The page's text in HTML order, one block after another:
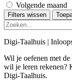
Volgende maand
Filters wissen
Digi-Taalhuis |
Wil je oefenen met
wil je leren rekenen?
Digi-Taalhuis.